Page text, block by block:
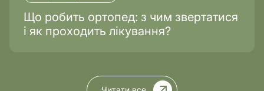
Що робить ортопед: з чим звертатися
і як проходить лікування?